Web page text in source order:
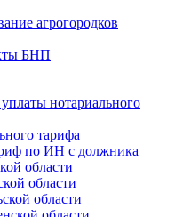
агрогородков
БНП
нотариального
тарифа
по ИН с должника
области
области
области